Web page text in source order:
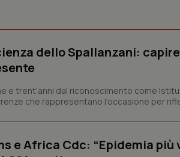
dello Spallanzani:
e trent'anni dal riconoscimento come
che rappresentano l'occasione per
e Africa Cdc: “Epidemia
Necessari Statistici
a rendere fruibile il sito web abilitandone
del sito. Il sito web non è in grado di funzionare
YouTube
.youtube.com
5 mesi 4
settimane